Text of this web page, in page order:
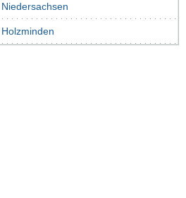
Niedersachsen
Holzminden